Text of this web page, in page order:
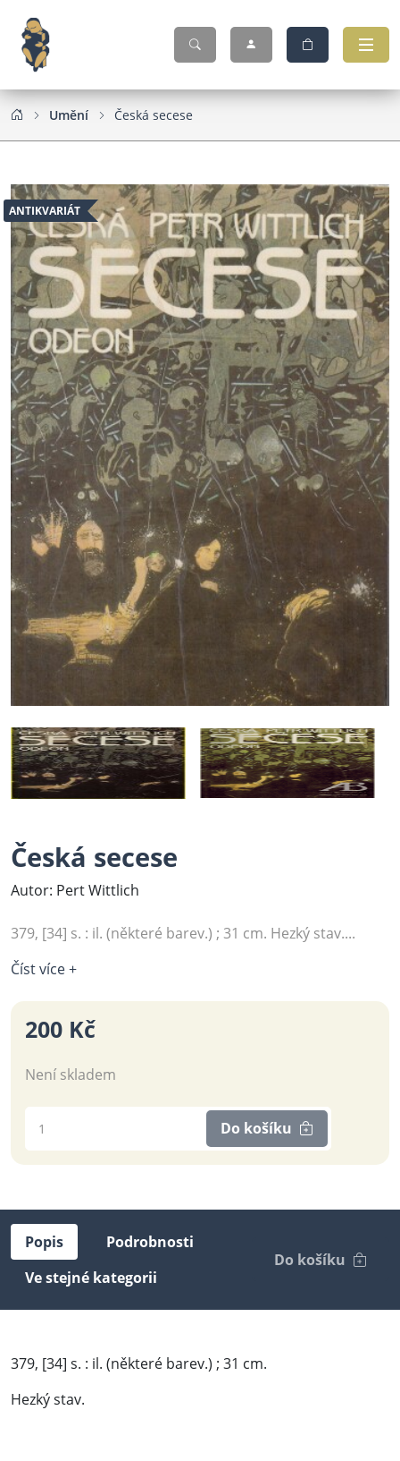
Umění Česká secese
ANTIKVARIÁT
Česká secese
Autor: Pert Wittlich
379, [34] s. : il. (některé barev.) ; 31 cm. Hezký stav....
Číst více +
200 Kč
Není skladem
Do košíku
Popis
Podrobnosti
Ve stejné kategorii
Do košíku
379, [34] s. : il. (některé barev.) ; 31 cm.
Hezký stav.